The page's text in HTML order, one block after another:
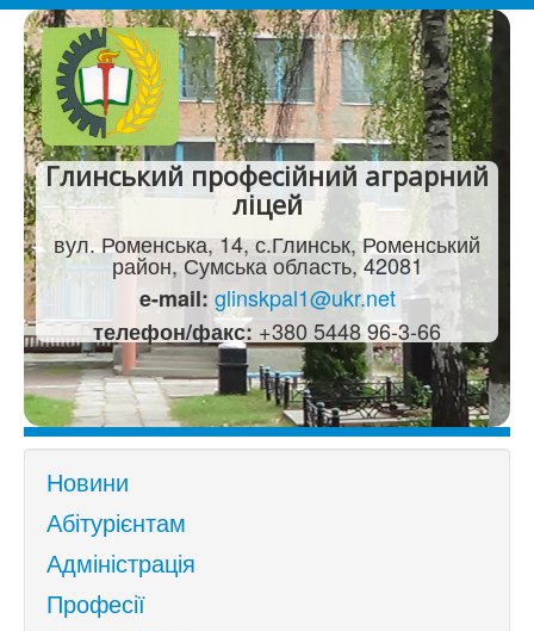
Глинський професійний аграрний
ліцей
вул. Роменська, 14, с.Глинськ, Роменський
район, Сумська область, 42081
e-mail: glinskpal1@ukr.net
телефон/факс: +380 5448 96-3-66
Новини
Абітурієнтам
Адміністрація
Професії